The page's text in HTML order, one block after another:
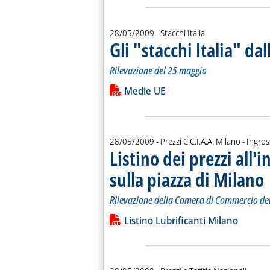
28/05/2009 - Stacchi Italia
Gli "stacchi Italia"
Rilevazione del 25 maggio
Leggi tutta la notizia: 'Gli "stacchi
Lista allegati PDF alla notizia
Medie UE
28/05/2009 - Prezzi C.C.I.A.A. Milano -
Listino dei prezzi
sulla piazza di Milano
Rilevazione della Camera di Commercio
Leggi tutta la notizia: 'Listino dei
Lista allegati PDF alla notizia
Listino Lubrificanti Milano